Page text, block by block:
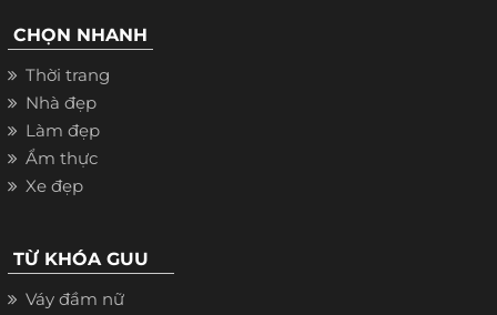
CHỌN NHANH
Thời trang
Nhà đẹp
Làm đẹp
Ẩm thực
Xe đẹp
TỪ KHÓA GUU
Váy đầm nữ